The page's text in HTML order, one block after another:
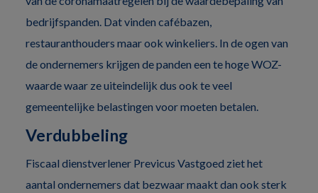
bedrijfspanden. Dat vinden cafébazen,
restauranthouders maar ook winkeliers. In de ogen van
de ondernemers krijgen de panden een te hoge WOZ-
waarde waar ze uiteindelijk dus ook te veel
gemeentelijke belastingen voor moeten betalen.
Verdubbeling
Fiscaal dienstverlener Previcus Vastgoed ziet het
aantal ondernemers dat bezwaar maakt dan ook sterk